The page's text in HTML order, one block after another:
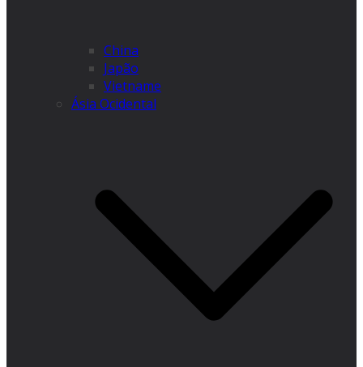
China
Japão
Vietname
Ásia Ocidental